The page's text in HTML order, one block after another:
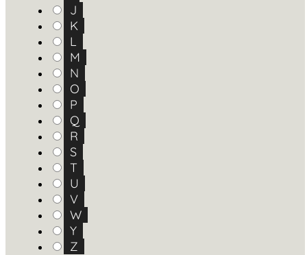
J
K
L
M
N
O
P
Q
R
S
T
U
V
W
Y
Z